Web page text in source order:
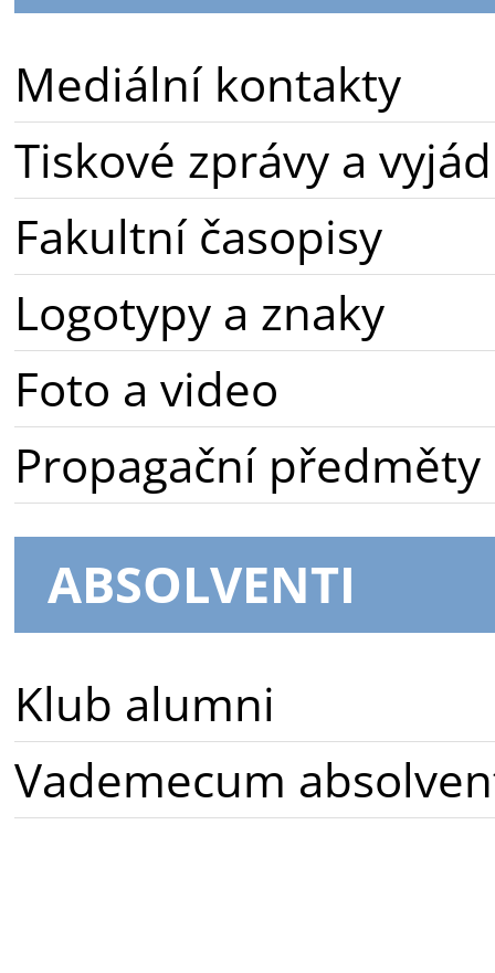
Mediální kontakty
Tiskové zprávy a
Fakultní časopisy
Logotypy a znaky
Foto a video
Propagační předměty
ABSOLVENTI
Klub alumni
Vademecum